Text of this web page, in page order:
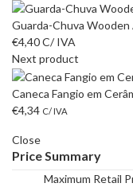
Guarda-Chuva
€4,40C/ IVA
Next product
Caneca Fangio em
€4,34 C/ IVA
Close
Price Summary
Maximum Retail